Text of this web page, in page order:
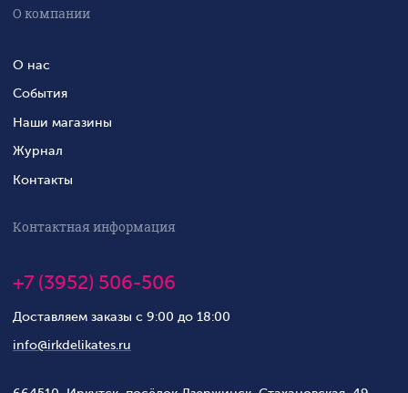
О компании
О нас
События
Наши магазины
Журнал
Контакты
Контактная информация
+7 (3952) 506-506
Доставляем заказы с 9:00 до 18:00
info@irkdelikates.ru